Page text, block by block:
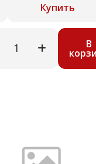
Купить
В